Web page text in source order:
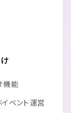
機能
ベント運営